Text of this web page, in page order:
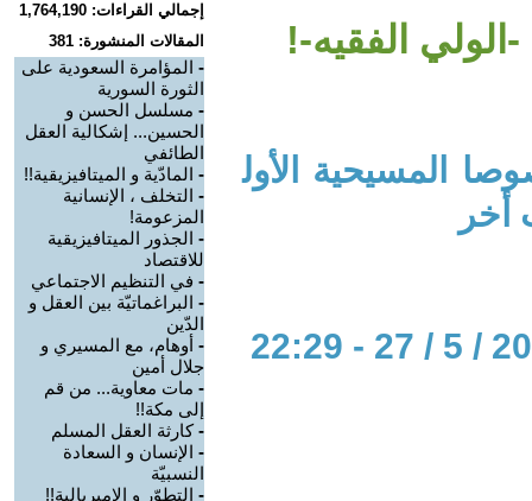
الفقيه-!
المسيحية الأول
أخر
إجمالي القراءات: 1,764,190
المقالات المنشورة: 381
- المؤامرة السعودية على
الثورة السورية
- مسلسل الحسن و
الحسين... إشكالية العقل
الطائفي
- المادّية و الميتافيزيقية!!
- التخلف ، الإنسانية
المزعومة!
- الجذور الميتافيزيقية
للاقتصاد
- في التنظيم الاجتماعي
- البراغماتيّة بين العقل و
الدّين
- أوهام، مع المسيري و
جلال أمين
- مات معاوية... من قم
إلى مكة!!
-كارثة العقل المسلم
- الإنسان و السعادة
النسبيّة
- التطوّر و الإمبريالية!!